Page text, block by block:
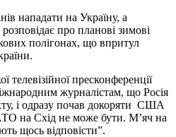
нападати на Україну, а
про планові зимові
полігонах, що впритул
телевізійної пресконференції
журналістам, що Росія
і одразу почав докоряти США
на Схід не може бути. М’яч на
щось відповісти”.